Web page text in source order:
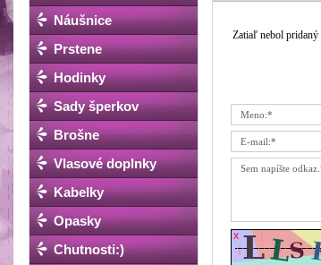
Náušnice
Prstene
Hodinky
Sady šperkov
Brošne
Vlasové doplnky
Kabelky
Opasky
Chutnosti:)
Zatiaľ nebol